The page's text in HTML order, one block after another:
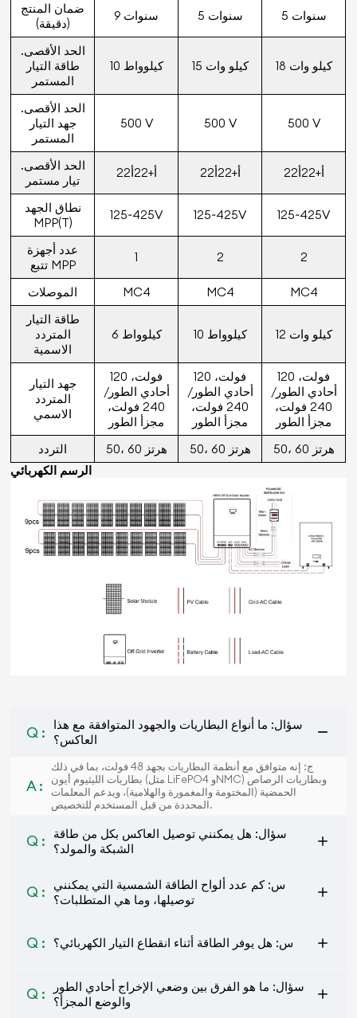
ضمان المنتج
(دقيقة)
9 سنوات 5 سنوات 5 سنوات
الحد الأقصى.
طاقة التيار
المستمر
10 كيلوواط 15 كيلو وات 18 كيلو وات
الحد الأقصى.
جهد التيار
المستمر
500 V 500 V 500 V
الحد الأقصى.
تيار مستمر
22أ+22أ 22أ+22أ 22أ+22أ
نطاق الجهد
MPP(T)
125~425V 125~425V 125~425V
عدد أجهزة
تتبع MPP
1 2 2
الموصلات MC4 MC4
MC4
طاقة التيار
المتردد
الاسمية
6 كيلوواط 10 كيلوواط 12 كيلو وات
جهد التيار
المتردد
الاسمي
120 فولت،
أحادي الطور/
240 فولت،
مجزأ الطور
120 فولت،
أحادي الطور/
240 فولت،
مجزأ الطور
120 فولت،
أحادي الطور/
240 فولت،
مجزأ الطور
التردد
50، 60 هرتز 50، 60 هرتز
50، 60 هرتز
الرسم الكهربائي
Q :
سؤال: ما أنواع البطاريات والجهود المتوافقة مع هذا
العاكس؟
A :
ج: إنه متوافق مع أنظمة البطاريات بجهد 48 فولت، بما في ذلك
بطاريات الليثيوم أيون (مثل LiFePO4 وNMC) وبطاريات الرصاص
الحمضية (المختومة والمغمورة والهلامية)، ويدعم المعلمات
المحددة من قبل المستخدم للتخصيص.
Q :
سؤال: هل يمكنني توصيل العاكس بكل من طاقة
الشبكة والمولد؟
Q :
س: كم عدد ألواح الطاقة الشمسية التي يمكنني
توصيلها، وما هي المتطلبات؟
Q : س: هل يوفر الطاقة أثناء انقطاع التيار الكهربائي؟
Q :
سؤال: ما هو الفرق بين وضعي الإخراج أحادي الطور
والوضع المجزأ؟